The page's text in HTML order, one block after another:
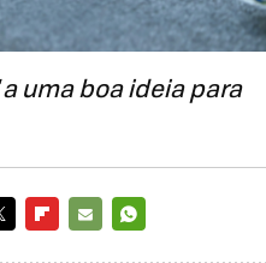
uma boa ideia para